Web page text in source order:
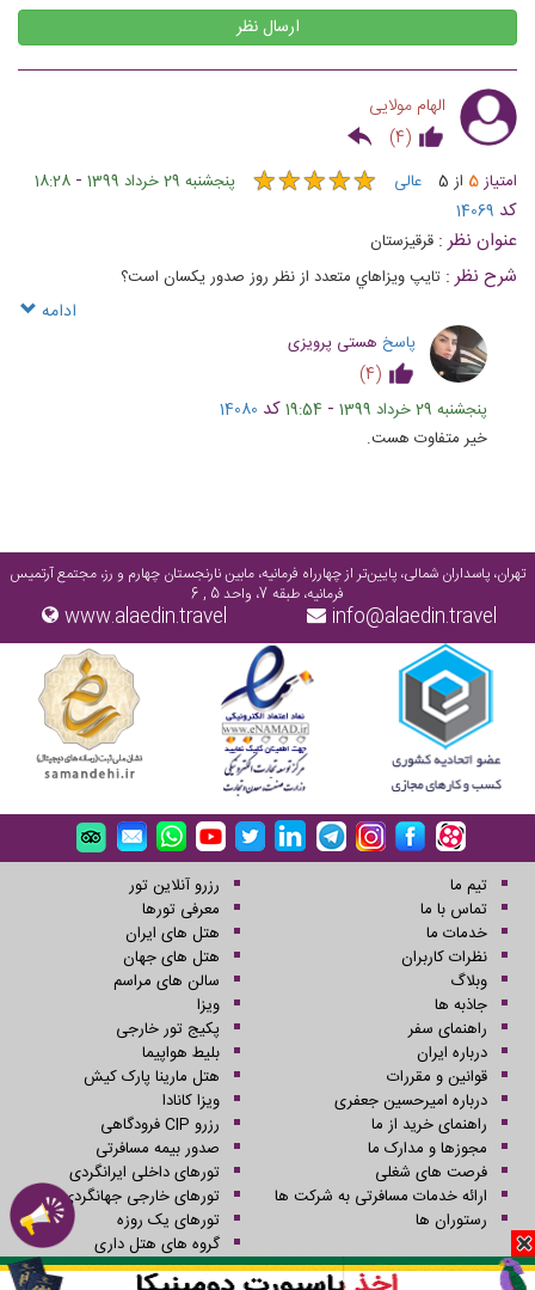
ارسال نظر
الهام مولایی
(
4
)
امتیاز5 از 5 عالی ★★★★★
★★★★★ پنجشنبه 29 خرداد 1399 -
18:28
کد 14069
عنوان نظر : قرقيزستان
شرح نظر : تايپ ويزاهاي متعدد از نظر روز صدور يكسان است؟
ادامه
پاسخ هستی پرویزی
(
4
)
پنجشنبه 29 خرداد 1399 -
19:54کد 14080
خیر متفاوت هست.
تهران، پاسداران شمالی، پایین‌تر از چهارراه فرمانیه، مابین نارنجستان چهارم و رز، مجتمع آرتمیس
فرمانیه، طبقه 7، واحد 5 , 6
info@alaedin.travel
www.alaedin.travel
تیم ما
تماس با ما
خدمات ما
نظرات کاربران
وبلاگ
جاذبه ها
راهنمای سفر
درباره ایران
قوانین و مقررات
درباره امیرحسین جعفری
راهنمای خرید از ما
مجوزها و مدارک ما
فرصت های شغلی
ارائه خدمات مسافرتی به شرکت ها
رستوران ها
رزرو آنلاین تور
معرفی تورها
هتل های ایران
هتل های جهان
سالن های مراسم
ویزا
پکیج تور خارجی
بلیط هواپیما
هتل مارینا پارک کیش
ویزا کانادا
رزرو CIP فرودگاهی
صدور بیمه مسافرتی
تورهای داخلی ایرانگردی
تورهای خارجی جهانگردی
تورهای یک روزه
گروه های هتل داری